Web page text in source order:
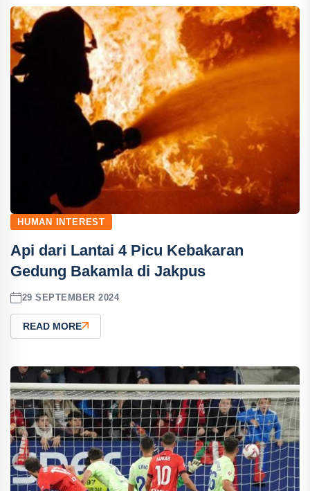
HUMAN INTEREST
Api dari Lantai 4 Picu Kebakaran
Gedung Bakamla di Jakpus
29 SEPTEMBER 2024
READ MORE